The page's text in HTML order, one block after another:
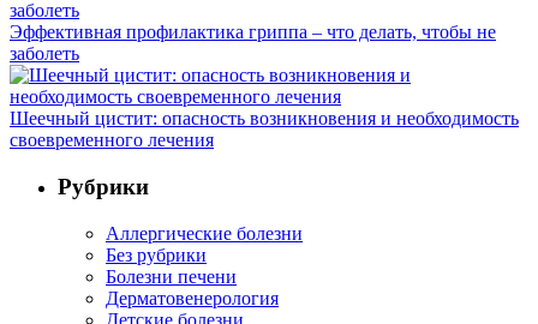
Эффективная профилактика гриппа – что делать, чтобы не
заболеть
Шеечный цистит: опасность возникновения и необходимость
своевременного лечения
Рубрики
Аллергические болезни
Без рубрики
Болезни печени
Дерматовенерология
Детские болезни